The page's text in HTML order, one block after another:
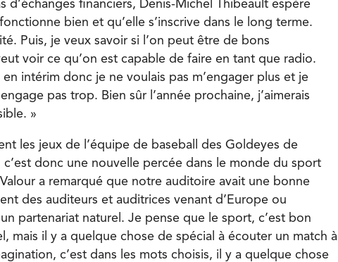
d’échanges financiers, Denis-Michel Thibeault espère
bien et qu’elle s’inscrive dans le long terme.
Puis, je veux savoir si l’on peut être de bons
voir ce qu’on est capable de faire en tant que radio.
intérim donc je ne voulais pas m’engager plus et je
pas trop. Bien sûr l’année prochaine, j’aimerais
»
les jeux de l’équipe de baseball des Goldeyes de
donc une nouvelle percée dans le monde du sport
a remarqué que notre auditoire avait une bonne
des auditeurs et auditrices venant d’Europe ou
partenariat naturel. Je pense que le sport, c’est bon
mais il y a quelque chose de spécial à écouter un match à
c’est dans les mots choisis, il y a quelque chose